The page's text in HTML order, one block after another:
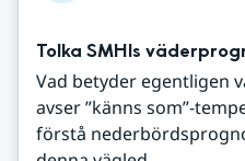
Tolka SMHIs
Vad betyder egentligen
avser ”känns som”-
förstå